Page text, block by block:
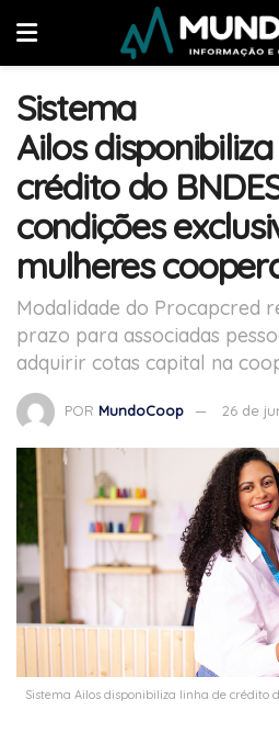
Sistema
Ailos
crédito do
condições
mulheres
Modalidade do Procapcred
prazo para associadas
adquirir cotas capital na
POR MundoCoop 26 de
Sistema Ailos disponibiliza linha de crédito